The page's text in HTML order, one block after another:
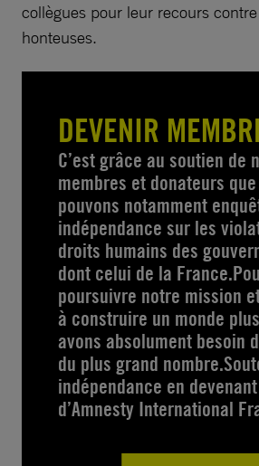
collègues pour leur recours
honteuses.
DEVENIR
C’est grâce au soutien de
membres et donateurs
pouvons notamment
indépendance sur les
droits humains des
dont celui de la
poursuivre notre mission
à construire un monde
avons absolument besoin
du plus grand
indépendance en
d’Amnesty International